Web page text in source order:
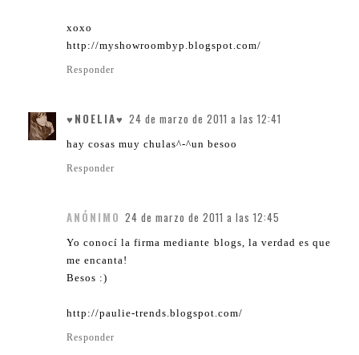
xoxo
http://myshowroombyp.blogspot.com/
Responder
♥NOELIA♥ 24 de marzo de 2011 a las 12:41
hay cosas muy chulas^-^un besoo
Responder
ANÓNIMO 24 de marzo de 2011 a las 12:45
Yo conocí la firma mediante blogs, la verdad es que
me encanta!
Besos :)
http://paulie-trends.blogspot.com/
Responder